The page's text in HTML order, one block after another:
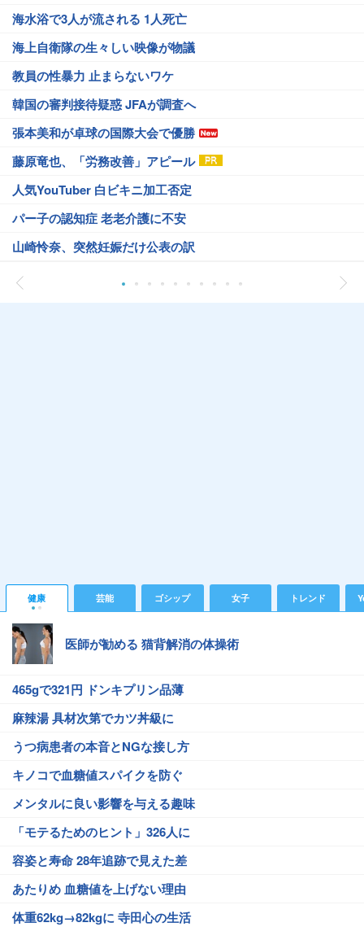
海水浴で3人が流される 1人死亡
海上自衛隊の生々しい映像が物議
教員の性暴力 止まらないワケ
韓国の審判接待疑惑 JFAが調査へ
張本美和が卓球の国際大会で優勝
藤原竜也、「労務改善」アピール
人気YouTuber 白ビキニ加工否定
パー子の認知症 老老介護に不安
山崎怜奈、突然妊娠だけ公表の訳
健康 芸能 ゴシップ 女子 トレンド
医師が勧める 猫背解消の体操術
465gで321円 ドンキプリン品薄
麻辣湯 具材次第でカツ丼級に
うつ病患者の本音とNGな接し方
キノコで血糖値スパイクを防ぐ
メンタルに良い影響を与える趣味
「モテるためのヒント」326人に
容姿と寿命 28年追跡で見えた差
あたりめ 血糖値を上げない理由
体重62kg→82kgに 寺田心の生活